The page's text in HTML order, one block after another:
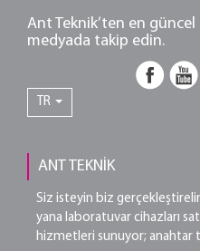
Ant Teknik’ten en
medyada takip edin.
TR
ANT TEKNİK
Siz isteyin biz
yana laboratuvar cihazları
hizmetleri sunuyor; anahtar